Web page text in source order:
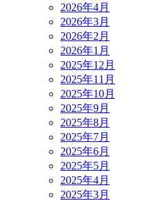
2026年4月
2026年3月
2026年2月
2026年1月
2025年12月
2025年11月
2025年10月
2025年9月
2025年8月
2025年7月
2025年6月
2025年5月
2025年4月
2025年3月